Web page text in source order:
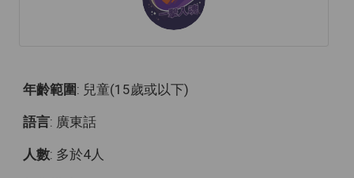
年齡範圍: 兒童(15歲或以下)
語言: 廣東話
人數: 多於4人